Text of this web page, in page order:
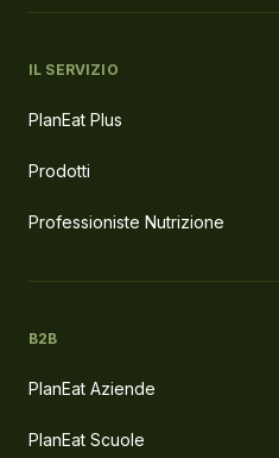
IL SERVIZIO
PlanEat Plus
Prodotti
Professioniste Nutrizione
B2B
PlanEat Aziende
PlanEat Scuole